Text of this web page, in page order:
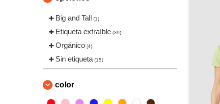
Big and Tall (1)
Etiqueta extraíble (39)
Orgánico (4)
Sin etiqueta (15)
color